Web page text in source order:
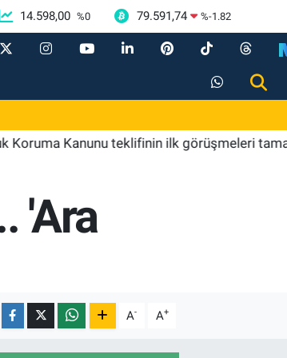
14.598,00 %0 79.591,74 %-1.82
Kanunu teklifinin ilk görüşmeleri tamamlandı
'Ara
A- A+